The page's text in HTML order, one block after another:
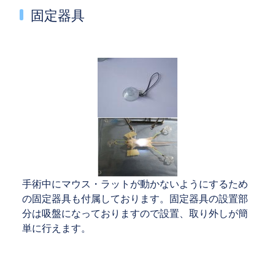
固定器具
手術中にマウス・ラットが動かないようにするため
の固定器具も付属しております。固定器具の設置部
分は吸盤になっておりますので設置、取り外しが簡
単に行えます。